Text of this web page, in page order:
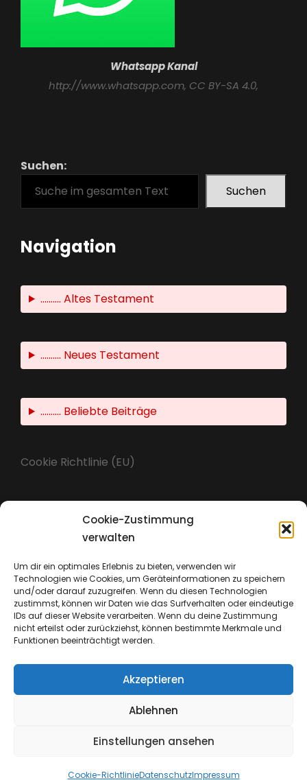
Cookie-Zustimmung
verwalten
Um dir ein optimales Erlebnis zu bieten, verwenden wir
Technologien wie Cookies, um Geräteinformationen zu speichern
und/oder darauf zuzugreifen. Wenn du diesen Technologien
zustimmst, können wir Daten wie das Surfverhalten oder eindeutige
IDs auf dieser Website verarbeiten. Wenn du deine Zustimmung
nicht erteilst oder zurückziehst, können bestimmte Merkmale und
Funktionen beeinträchtigt werden.
Akzeptieren
Ablehnen
Einstellungen ansehen
Cookie-RichtlinieDatenschutzImpressum
Whatsapp Kanal
http://www.whatsapp.com, CC BY-SA 4.0,
Suchen:
Suchen
Navigation
.......... Altes Testament
.......... Neues Testament
.......... Beliebte Beiträge
Cookie Richtlinie (EU)
Datenschutz